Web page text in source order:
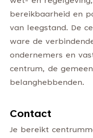
bereikbaarheid en
van leegstand. De
ware de
ondernemers en
centrum, de
belanghebbenden.
Contact
Je bereikt